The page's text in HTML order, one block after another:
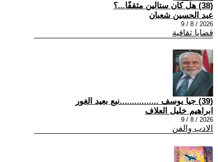
(38) هل كان ستالين مثقفًا...؟
عبد الحسين شعبان
2026 / 8 / 9
قضايا ثقافية
(39) جيا يوسف ................نبع بعيد الغور
ابراهيم خليل العلاف
2026 / 8 / 9
الادب والفن